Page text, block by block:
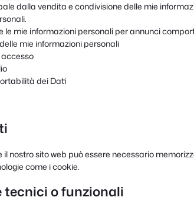
dalla vendita e condivisione delle mie
le mie informazioni personali per annunci
mie informazioni personali
dei Dati
nostro sito web può essere necessario
come i cookie.
tecnici o funzionali